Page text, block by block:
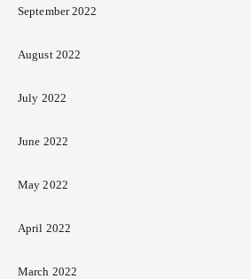
September 2022
August 2022
July 2022
June 2022
May 2022
April 2022
March 2022